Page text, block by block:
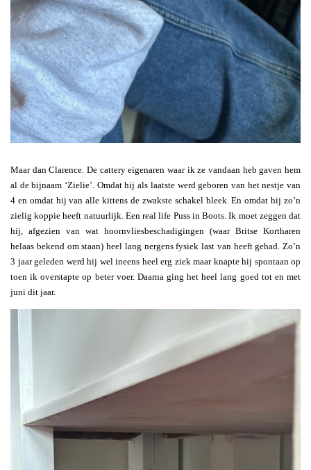
Maar dan Clarence. De cattery eigenaren waar ik ze vandaan heb gaven hem
al de bijnaam ‘Zielie’. Omdat hij als laatste werd geboren van het nestje van
4 en omdat hij van alle kittens de zwakste schakel bleek. En omdat hij zo’n
zielig koppie heeft natuurlijk. Een real life Puss in Boots. Ik moet zeggen dat
hij, afgezien van wat hoornvliesbeschadigingen (waar Britse Kortharen
helaas bekend om staan) heel lang nergens fysiek last van heeft gehad. Zo’n
3 jaar geleden werd hij wel ineens heel erg ziek maar knapte hij spontaan op
toen ik overstapte op beter voer. Daarna ging het heel lang goed tot en met
juni dit jaar.